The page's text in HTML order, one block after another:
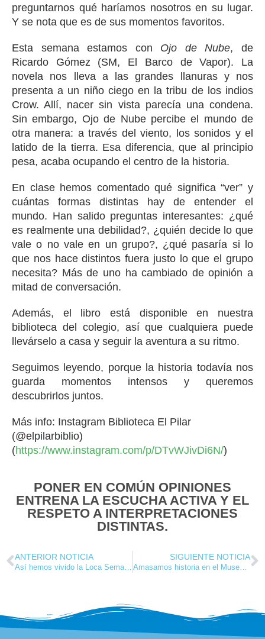
preguntarnos qué haríamos nosotros en su lugar.
Y se nota que es de sus momentos favoritos.
Esta semana estamos con Ojo de Nube, de
Ricardo Gómez (SM, El Barco de Vapor). La
novela nos lleva a las grandes llanuras y nos
presenta a un niño ciego en la tribu de los indios
Crow. Allí, nacer sin vista parecía una condena.
Sin embargo, Ojo de Nube percibe el mundo de
otra manera: a través del viento, los sonidos y el
latido de la tierra. Esa diferencia, que al principio
pesa, acaba ocupando el centro de la historia.
En clase hemos comentado qué significa “ver” y
cuántas formas distintas hay de entender el
mundo. Han salido preguntas interesantes: ¿qué
es realmente una debilidad?, ¿quién decide lo que
vale o no vale en un grupo?, ¿qué pasaría si lo
que nos hace distintos fuera justo lo que el grupo
necesita? Más de uno ha cambiado de opinión a
mitad de conversación.
Además, el libro está disponible en nuestra
biblioteca del colegio, así que cualquiera puede
llevárselo a casa y seguir la aventura a su ritmo.
Seguimos leyendo, porque la historia todavía nos
guarda momentos intensos y queremos
descubrirlos juntos.
Más info: Instagram Biblioteca El Pilar
(@elpilarbiblio)
(https://www.instagram.com/p/DTvWJivDi6N/)
PONER EN COMÚN OPINIONES
ENTRENA LA ESCUCHA ACTIVA Y EL
RESPETO A INTERPRETACIONES
DISTINTAS.
ANTERIOR NOTICIA
Así hemos vivido la Loca Semana de Carnaval en el Colegio El Pilar
SIGUIENTE NOTICIA
Amasamos historia en el Museo de la Ciencia